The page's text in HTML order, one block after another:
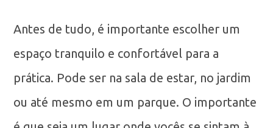
Antes de tudo, é importante escolher um
espaço tranquilo e confortável para a
prática. Pode ser na sala de estar, no jardim
ou até mesmo em um parque. O importante